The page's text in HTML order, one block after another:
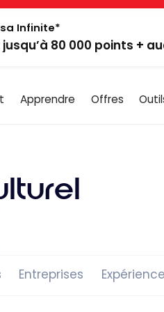
Infinite*
80 000 points +
Apprendre Offres
Entreprises